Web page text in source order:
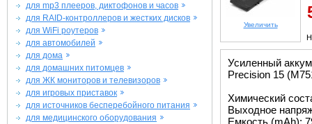
для mp3 плееров, диктофонов и часов
для RAID-контроллеров и жестких дисков
для WiFi роутеров
для автомобилей
для дома
для домашних питомцев
для ЖК мониторов и телевизоров
для игровых приставок
для источников бесперебойного питания
для медицинского оборудования
Увеличить
Усиленный
Precision 15
Химический
Выходное
Емкость (mAh):